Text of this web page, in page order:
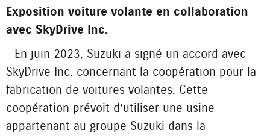
Exposition voiture volante en collaboration
avec SkyDrive Inc.
– En juin 2023, Suzuki a signé un accord avec
SkyDrive Inc. concernant la coopération pour la
fabrication de voitures volantes. Cette
coopération prévoit d’utiliser une usine
appartenant au groupe Suzuki dans la